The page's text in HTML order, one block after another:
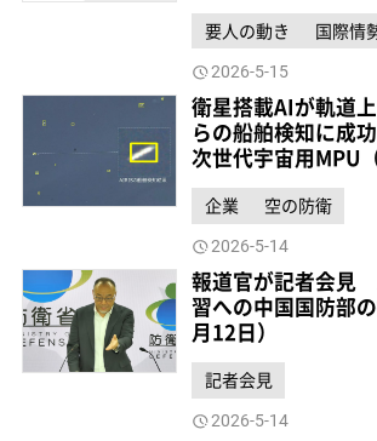
要人の動き 国際情
2026-5-15
衛星搭載AIが軌道
らの船舶検知に成
次世代宇宙用MPU
企業 空の防衛
2026-5-14
報道官が記者会見
習への中国国防部
月12日）
記者会見
2026-5-14